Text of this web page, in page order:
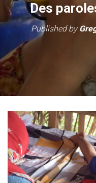
Des
Published by